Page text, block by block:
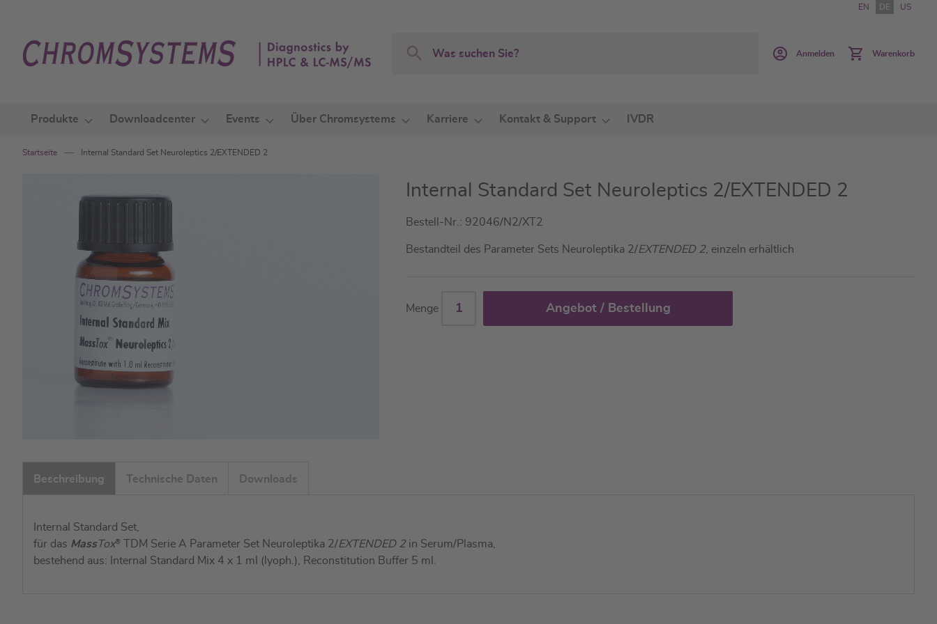
springen
EN DE US
Search
Anmelden Warenkorb
Produkte Downloadcenter Events Über Chromsystems Karriere Kontakt & Support IVDR
Startseite Internal Standard Set Neuroleptics 2/EXTENDED 2
Anfang
der
Internal Standard Set Neuroleptics 2/EXTENDED 2
Bestell-Nr.: 92046/N2/XT2
Bestandteil des Parameter Sets Neuroleptika 2/EXTENDED 2 , einzeln erhältlich
Menge Angebot / Bestellung
Beschreibung Technische Daten Downloads
Internal Standard Set,
für das MassTox® TDM Serie A Parameter Set Neuroleptika 2/EXTENDED 2 in Serum/Plasma,
bestehend aus: Internal Standard Mix 4 x 1 ml (lyoph.), Reconstitution Buffer 5 ml.